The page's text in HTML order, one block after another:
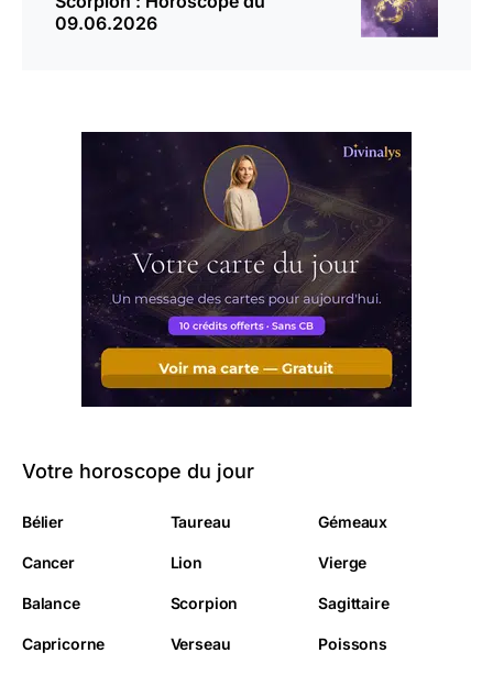
09.06.2026
Votre horoscope du jour
Bélier Taureau Gémeaux
Cancer Lion Vierge
Balance Scorpion Sagittaire
Capricorne Verseau Poissons